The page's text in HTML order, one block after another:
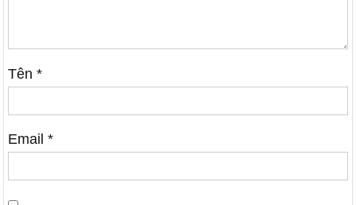
Tên*
Email*